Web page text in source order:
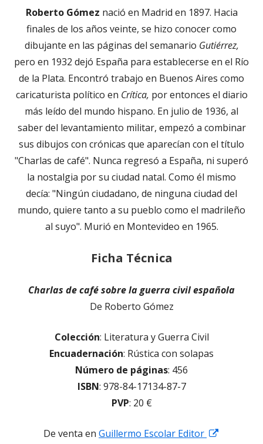
Roberto Gómez nació en Madrid en 1897. Hacia
finales de los años veinte, se hizo conocer como
dibujante en las páginas del semanario Gutiérrez,
pero en 1932 dejó España para establecerse en el Río
de la Plata. Encontró trabajo en Buenos Aires como
caricaturista político en Crítica, por entonces el diario
más leído del mundo hispano. En julio de 1936, al
saber del levantamiento militar, empezó a combinar
sus dibujos con crónicas que aparecían con el título
"Charlas de café". Nunca regresó a España, ni superó
la nostalgia por su ciudad natal. Como él mismo
decía: "Ningún ciudadano, de ninguna ciudad del
mundo, quiere tanto a su pueblo como el madrileño
al suyo". Murió en Montevideo en 1965.
Ficha Técnica
Charlas de café sobre la guerra civil española
De Roberto Gómez
Colección: Literatura y Guerra Civil
Encuadernación: Rústica con solapas
Número de páginas: 456
ISBN: 978-84-17134-87-7
PVP: 20 €
De venta en Guillermo Escolar Editor